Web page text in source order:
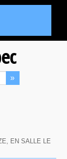
EN SALLE LE